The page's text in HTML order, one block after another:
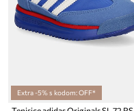
Extra -5% s kodom: OFF*